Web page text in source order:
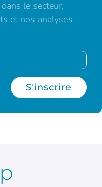
le secteur,
et nos analyses
S'inscrire